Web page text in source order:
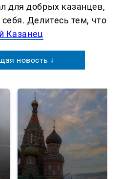
для добрых казанцев,
Делитеcь тем, что
Казанец
новость ↓